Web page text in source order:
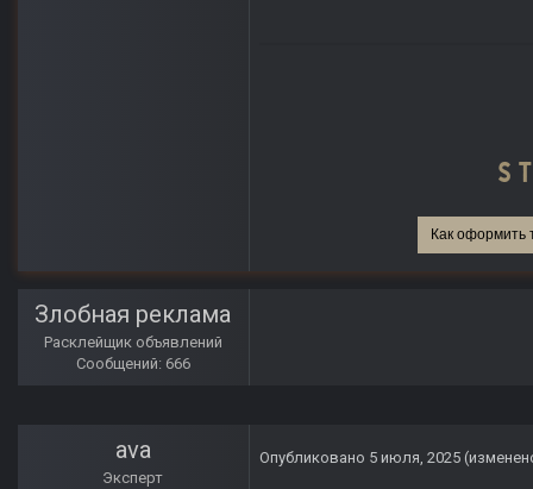
Как оформить
Злобная реклама
Расклейщик объявлений
Сообщений: 666
ava
Эксперт
Опубликовано 5 июля, 2025